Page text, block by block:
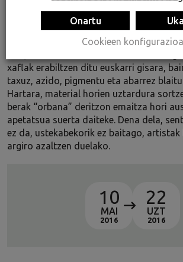
industriaren arteko borroka etengabea
ere, industrian gizakiaren lorratza
Ana Oliasen lanetan grisak eta gorri-
xaflak erabiltzen ditu euskarri gisara,
taxuz, azido, pigmentu eta abarrez
Hartara, material horien uztardura
berak “orbana” deritzon emaitza hori
apetatsua suerta daiteke. Dena dela,
ez da, ustekabekorik ez baitago, artistak
argiro azaltzen duelako.
10
MAI
2016
22
UZT
2016
Onartu
Cookieen konfigurazioa